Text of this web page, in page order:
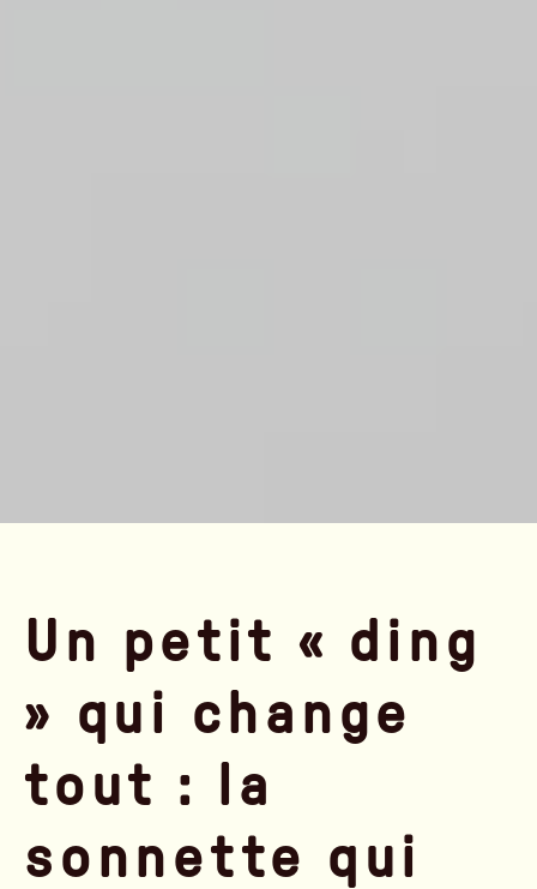
Un petit « ding
» qui change
tout : la
sonnette qui